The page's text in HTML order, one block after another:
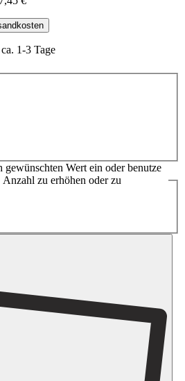
1-3 Tage
Wert ein oder benutze
zu erhöhen oder zu